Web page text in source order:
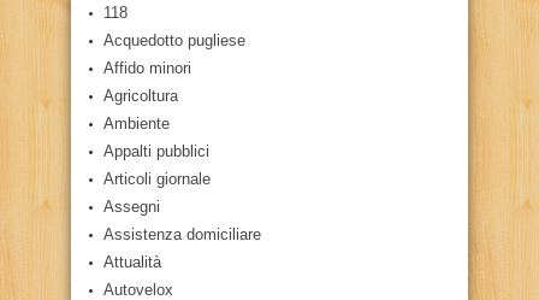
118
Acquedotto pugliese
Affido minori
Agricoltura
Ambiente
Appalti pubblici
Articoli giornale
Assegni
Assistenza domiciliare
Attualità
Autovelox